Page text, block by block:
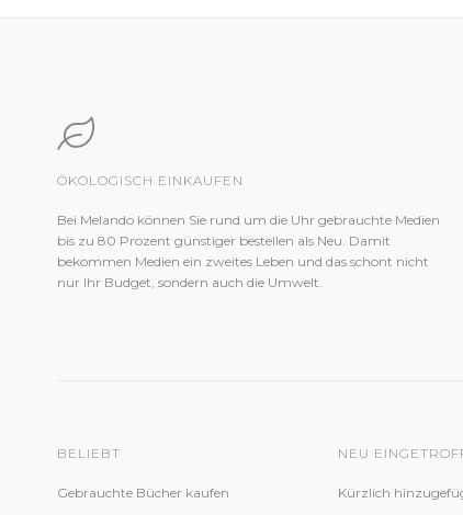
ÖKOLOGISCH EINKAUFEN
Bei Melando können Sie rund um die Uhr gebrauchte Medien
bis zu 80 Prozent günstiger bestellen als Neu. Damit
bekommen Medien ein zweites Leben und das schont nicht
nur Ihr Budget, sondern auch die Umwelt.
BELIEBT
Gebrauchte Bücher kaufen
NEU
Kürzlich